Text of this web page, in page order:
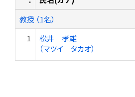
教授 （1名）
1
松井 孝雄
（マツイ タカオ）